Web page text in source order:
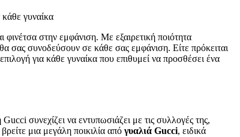
κάθε γυναίκα
στην εμφάνιση. Με εξαιρετική ποιότητα
σας συνοδεύσουν σε κάθε σας εμφάνιση. Είτε πρόκειται
για κάθε γυναίκα που επιθυμεί να προσθέσει ένα
συνεχίζει να εντυπωσιάζει με τις συλλογές της,
μια μεγάλη ποικιλία από γυαλιά Gucci, ειδικά